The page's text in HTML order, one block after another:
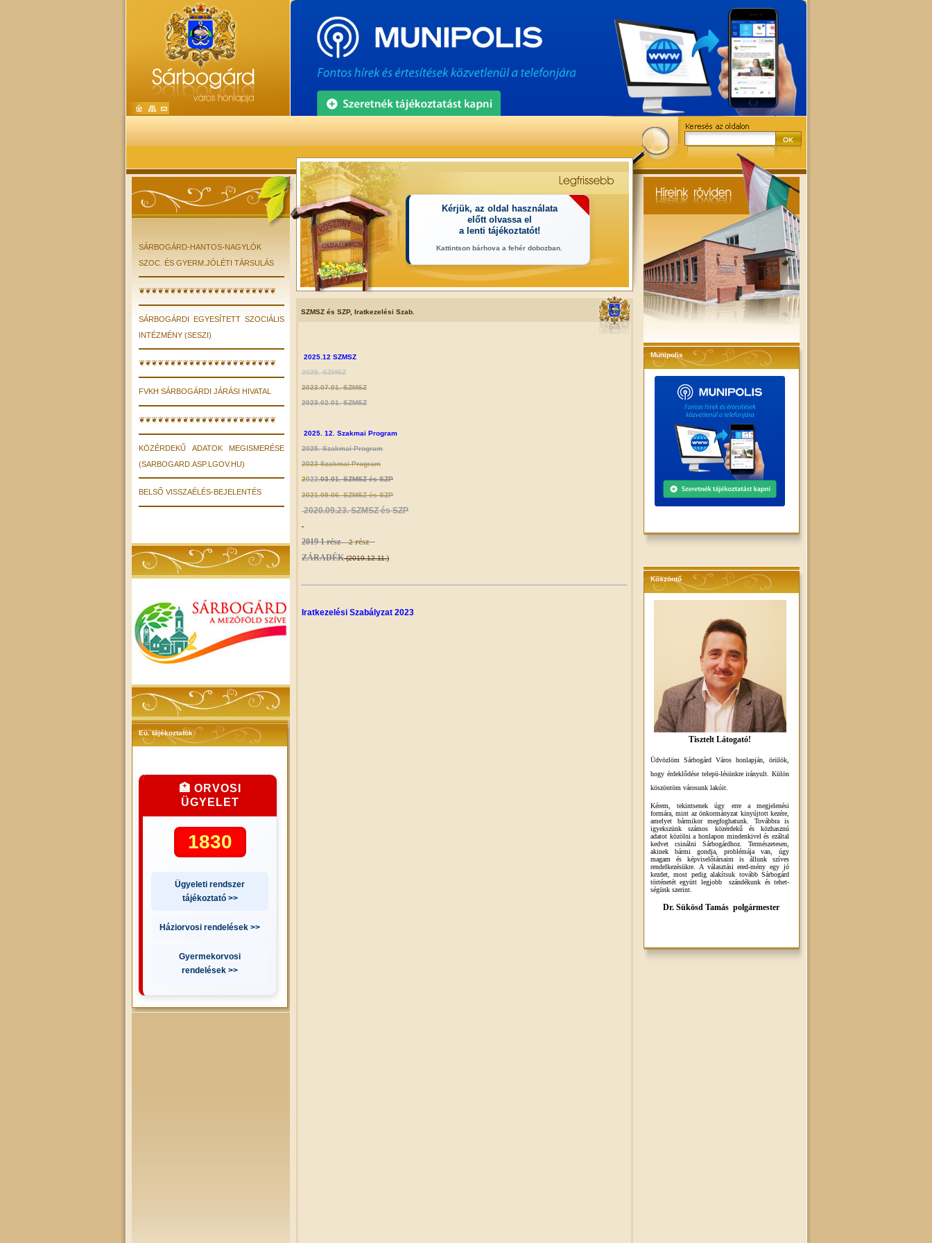
SÁRBOGÁRD-HANTOS-NAGYLÓK
SZOC. ÉS GYERM.JÓLÉTI TÁRSULÁS
❦❦❦❦❦❦❦❦❦❦❦❦❦❦❦❦❦❦❦❦❦❦
SÁRBOGÁRDI EGYESÍTETT SZOCIÁLIS
INTÉZMÉNY (SESZI)
❦❦❦❦❦❦❦❦❦❦❦❦❦❦❦❦❦❦❦❦❦❦
FVKH SÁRBOGÁRDI JÁRÁSI HIVATAL
❦❦❦❦❦❦❦❦❦❦❦❦❦❦❦❦❦❦❦❦❦❦
KÖZÉRDEKŰ ADATOK MEGISMERÉSE
(SARBOGARD.ASP.LGOV.HU)
BELSŐ VISSZAÉLÉS-BEJELENTÉS
Eü. tájékoztatók
🏥 ORVOSI
ÜGYELET
1830
Ügyeleti rendszer
tájékoztató >>
Háziorvosi rendelések >>
Gyermekorvosi
rendelések >>
Kérjük, az oldal használata
előtt olvassa el
a lenti tájékoztatót!
Kattintson bárhova a fehér dobozban.
SZMSZ és SZP, Iratkezelési Szab.
2025.12 SZMSZ
2025. SZMSZ
2023.07.01. SZMSZ
2023.02.01. SZMSZ
2025. 12. Szakmai Program
2025. Szakmai Program
2023 Szakmai Program
2022.03.01. SZMSZ és SZP
2021.09.06. SZMSZ és SZP
2020.09.23. SZMSZ és SZP
-
20191 rész 2rész
ZÁRADÉK(2019.12.11.)
Iratkezelési Szabályzat 2023
Munipolis
Köszöntő
Tisztelt Látogató!
Üdvözlöm Sárbogárd Város honlapján, örülök,
hogy érdeklődése telepü-lésünkre irányult. Külön
köszöntöm városunk lakóit.
Kérem, tekintsenek úgy erre a megjelenési
formára, mint az önkormányzat kinyújtott kezére,
amelyet bármikor megfoghatunk. Továbbra is
igyekszünk számos közérdekű és közhasznú
adatot közölni a honlapon mindenkivel és ezáltal
kedvet csinálni Sárbogárdhoz. Természetesen,
akinek bármi gondja, problémája van, úgy
magam és képviselőtársaim is állunk szíves
rendelkezésükre. A választási ered-mény egy jó
kezdet, most pedig alakítsuk tovább Sárbogárd
történetét együtt legjobb szándékunk és tehet-
ségünk szerint.
Dr. Sükösd Tamás polgármester